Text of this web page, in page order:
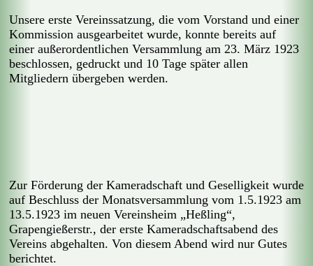
Unsere erste Vereinssatzung, die vom Vorstand und einer
Kommission ausgearbeitet wurde, konnte bereits auf
einer außerordentlichen Versammlung am 23. März 1923
beschlossen, gedruckt und 10 Tage später allen
Mitgliedern übergeben werden.
Zur Förderung der Kameradschaft und Geselligkeit wurde
auf Beschluss der Monatsversammlung vom 1.5.1923 am
13.5.1923 im neuen Vereinsheim „Heßling“,
Grapengießerstr., der erste Kameradschafts­abend des
Vereins abgehalten. Von diesem Abend wird nur Gutes
berichtet.